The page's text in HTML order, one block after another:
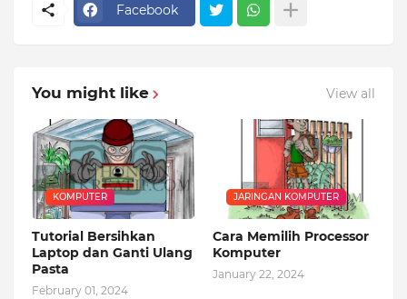
Facebook
You might like View all
KOMPUTER
Tutorial Bersihkan
Laptop dan Ganti Ulang
Pasta
February 01, 2024
JARINGAN KOMPUTER
Cara Memilih Processor
Komputer
January 22, 2024